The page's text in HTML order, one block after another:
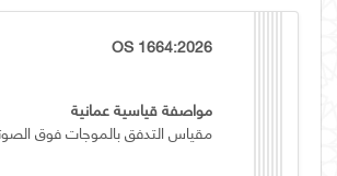
OS 1664:2026
مواصفة قياسية عمانية
مقياس التدفق بالموجات فوق